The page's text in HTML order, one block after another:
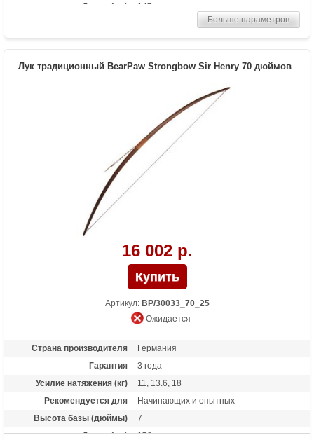
Длина (см)
147
метка на тетиву, тетива Traditional Flight
Материалы изделия
дерево Manau
Больше параметров
Лук традиционный BearPaw Strongbow Sir Henry 70 дюймов
16 002 р.
Артикул: BP/30033_70_25
Ожидается
Страна производителя
Германия
Гарантия
3 года
Усилие натяжения (кг)
11, 13.6, 18
Рекомендуется для
Начинающих и опытных
Высота базы (дюймы)
7
Длина (см)
178